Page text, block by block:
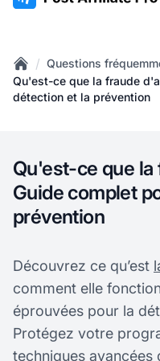
Home
/ Questions
Qu'est-ce que la fraude
détection et la prévention
Qu'est-ce que
Guide complet
prévention
Découvrez ce qu’est
comment elle
éprouvées pour la
Protégez votre
techniques